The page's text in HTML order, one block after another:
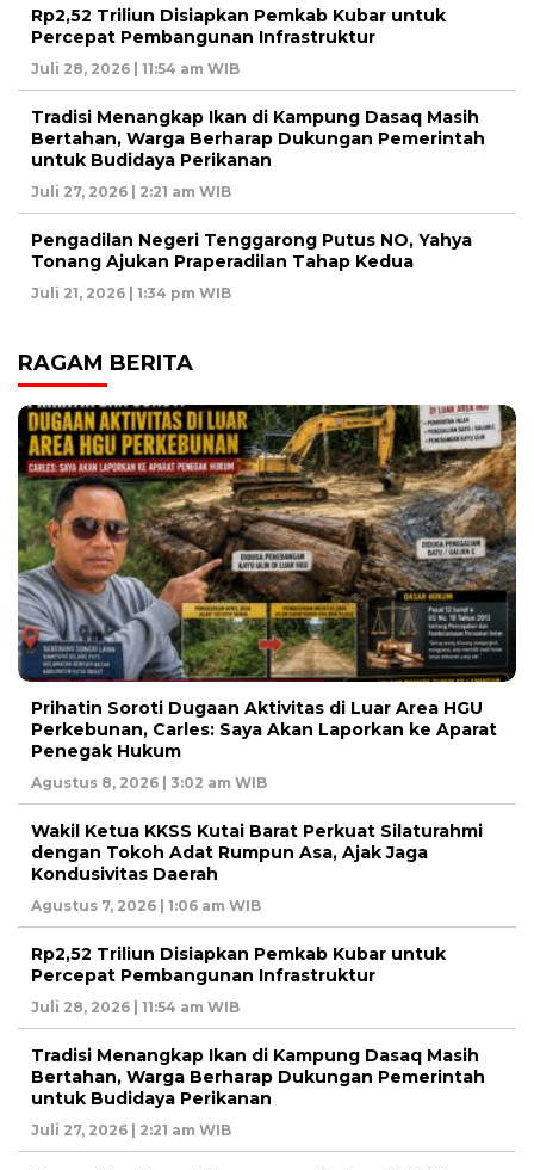
Rp2,52 Triliun Disiapkan Pemkab Kubar untuk
Percepat Pembangunan Infrastruktur
Juli 28, 2026 | 11:54 am WIB
Tradisi Menangkap Ikan di Kampung Dasaq Masih
Bertahan, Warga Berharap Dukungan Pemerintah
untuk Budidaya Perikanan
Juli 27, 2026 | 2:21 am WIB
Pengadilan Negeri Tenggarong Putus NO, Yahya
Tonang Ajukan Praperadilan Tahap Kedua
Juli 21, 2026 | 1:34 pm WIB
RAGAM BERITA
Prihatin Soroti Dugaan Aktivitas di Luar Area HGU
Perkebunan, Carles: Saya Akan Laporkan ke Aparat
Penegak Hukum
Agustus 8, 2026 | 3:02 am WIB
Wakil Ketua KKSS Kutai Barat Perkuat Silaturahmi
dengan Tokoh Adat Rumpun Asa, Ajak Jaga
Kondusivitas Daerah
Agustus 7, 2026 | 1:06 am WIB
Rp2,52 Triliun Disiapkan Pemkab Kubar untuk
Percepat Pembangunan Infrastruktur
Juli 28, 2026 | 11:54 am WIB
Tradisi Menangkap Ikan di Kampung Dasaq Masih
Bertahan, Warga Berharap Dukungan Pemerintah
untuk Budidaya Perikanan
Juli 27, 2026 | 2:21 am WIB